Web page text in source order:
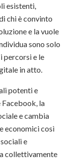
esistenti,
chi è convinto
e la vuole
sono solo
percorsi e le
in atto.
potenti e
la
e cambia
economici così
e
collettivamente